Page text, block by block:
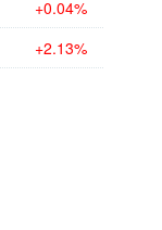
+0.04%
+2.13%